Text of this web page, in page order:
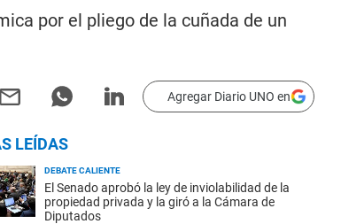
por el pliego de la cuñada de un
Agregar Diario UNO en
LEÍDAS
DEBATE CALIENTE
El Senado aprobó la ley de inviolabilidad de la
propiedad privada y la giró a la Cámara de
Diputados